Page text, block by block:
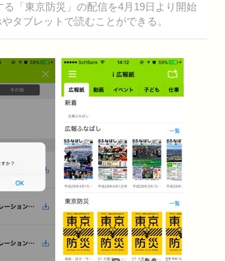
「東京防災」の配信を4月19日より開始
タブレットで読むことができる。